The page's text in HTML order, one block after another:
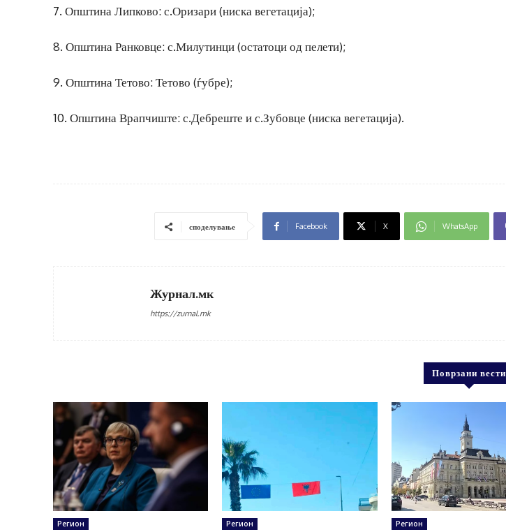
7. Општина Липково: с.Оризари (ниска вегетација);
8. Општина Ранковце: с.Милутинци (остатоци од пелети);
9. Општина Тетово: Тетово (ѓубре);
10. Општина Врапчиште: с.Дебреште и с.Зубовце (ниска вегетација).
споделување Facebook X WhatsApp
Журнал.мк
https://zurnal.mk
Поврзани вести
Регион Регион Регион